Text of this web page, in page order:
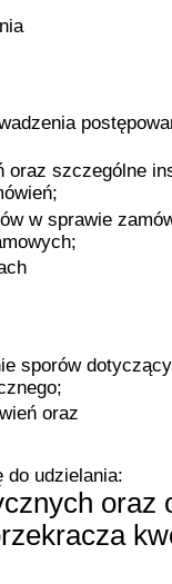
oraz szczególne
w sprawie
sporów
oraz
do udzielania:
oraz